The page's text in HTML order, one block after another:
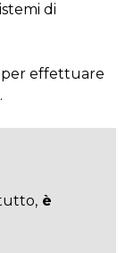
di
per effettuare
è